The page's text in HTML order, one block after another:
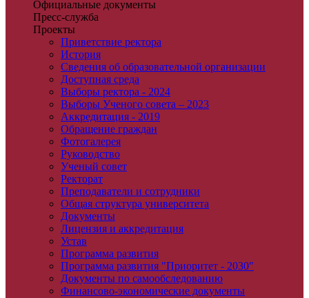
Официальные документы
Пресс-служба
Проекты
Приветствие ректора
История
Сведения об образовательной организации
Доступная среда
Выборы ректора - 2024
Выборы Ученого совета – 2023
Аккредитация - 2019
Обращение граждан
Фотогалерея
Руководство
Ученый совет
Ректорат
Преподаватели и сотрудники
Общая структура университета
Документы
Лицензия и аккредитация
Устав
Программа развития
Программа развития "Приоритет - 2030"
Документы по самообследованию
Финансово-экономические документы